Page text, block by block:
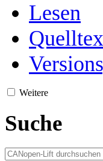
Lesen
Weitere
Suche